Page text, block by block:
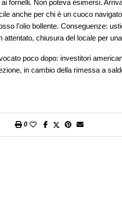
fornelli. Non poteva esimersi.
anche per chi è un cuoco
l’olio bollente. Conseguenze:
attentato, chiusura del locale per
poco dopo: investitori
in cambio della rimessa a
0